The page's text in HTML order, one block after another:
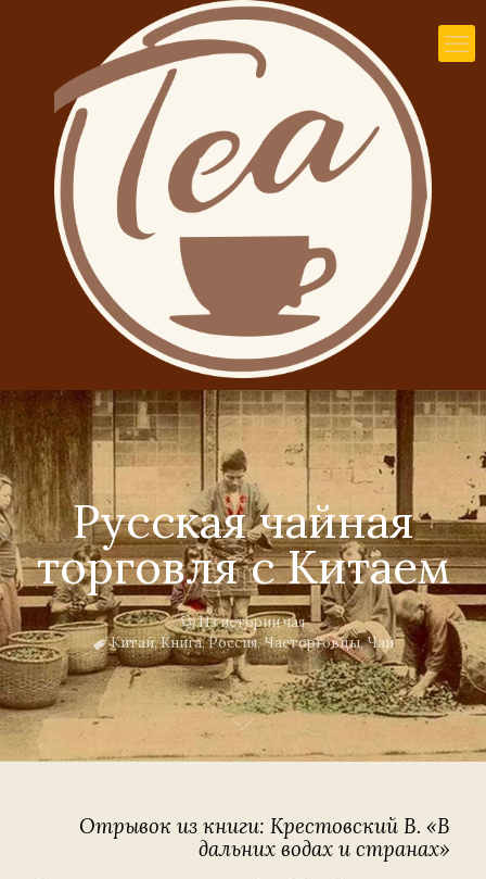
Русская чайная
торговля с Китаем
Из истории чая
Китай,Книга,Россия,Чаеторговцы,Чай
Отрывок из книги: Крестовский В. «В
дальних водах и странах»